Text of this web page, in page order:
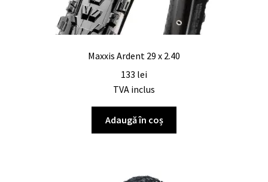
Maxxis Ardent 29 x 2.40
133 lei
TVA inclus
Adaugă în coș